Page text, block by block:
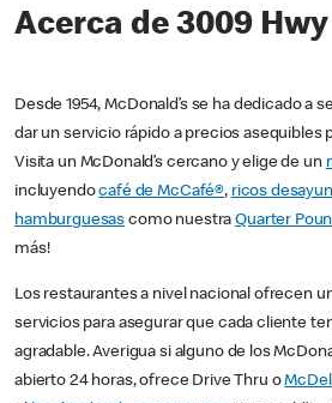
Acerca de 3009 Hwy
Desde 1954, McDonald’s se ha dedicado a
dar un servicio rápido a precios asequibles
Visita un McDonald’s cercano y elige de un
incluyendocafé de McCafé®, ricos
hamburguesas como nuestraQuarter
más!
Los restaurantes a nivel nacional ofrecen
servicios para asegurar que cada cliente
agradable. Averigua si alguno de los
abierto 24 horas, ofrece Drive Thru o